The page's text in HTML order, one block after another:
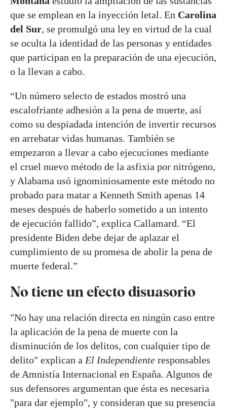
que se emplean en la inyección letal. En Carolina
del Sur, se promulgó una ley en virtud de la cual
se oculta la identidad de las personas y entidades
que participan en la preparación de una ejecución,
o la llevan a cabo.
“Un número selecto de estados mostró una
escalofriante adhesión a la pena de muerte, así
como su despiadada intención de invertir recursos
en arrebatar vidas humanas. También se
empezaron a llevar a cabo ejecuciones mediante
el cruel nuevo método de la asfixia por nitrógeno,
y Alabama usó ignominiosamente este método no
probado para matar a Kenneth Smith apenas 14
meses después de haberlo sometido a un intento
de ejecución fallido”, explica Callamard. “El
presidente Biden debe dejar de aplazar el
cumplimiento de su promesa de abolir la pena de
muerte federal.”
No tiene un efecto disuasorio
"No hay una relación directa en ningún caso entre
la aplicación de la pena de muerte con la
disminución de los delitos, con cualquier tipo de
delito" explican a El Independiente responsables
de Amnistía Internacional en España. Algunos de
sus defensores argumentan que ésta es necesaria
"para dar ejemplo", y consideran que su presencia